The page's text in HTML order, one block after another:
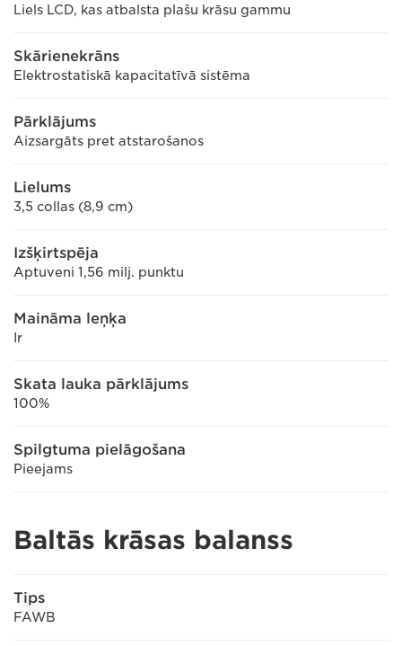
Liels LCD, kas atbalsta plašu krāsu gammu
Skārienekrāns
Elektrostatiskā kapacitatīvā sistēma
Pārklājums
Aizsargāts pret atstarošanos
Lielums
3,5 collas (8,9 cm)
Izšķirtspēja
Aptuveni 1,56 milj. punktu
Maināma leņķa
Ir
Skata lauka pārklājums
100%
Spilgtuma pielāgošana
Pieejams
Baltās krāsas balanss
Tips
FAWB